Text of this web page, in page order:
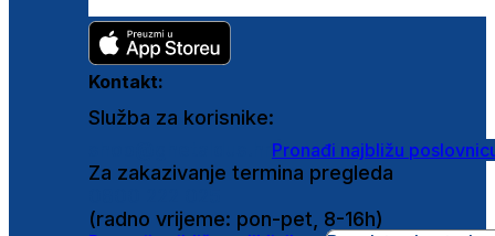
Kontakt:
Služba za korisnike:
Pronađi najbližu
Za zakazivanje termina pregleda
(radno vrijeme: pon-pet, 8-16h)